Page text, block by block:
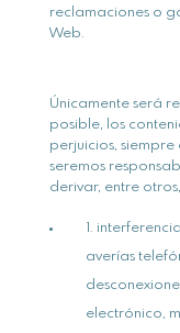
reclamaciones o
Web.
Únicamente será
posible, los
perjuicios, siempre
seremos
derivar, entre
averías
electrónico,